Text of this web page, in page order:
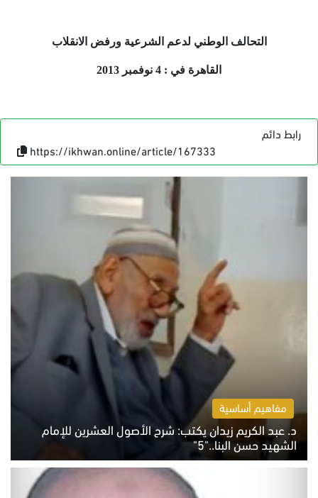
التحالف الوطني لدعم الشرعية ورفض الانقلاب
القاهرة في : 4 نوفمبر 2013
رابط دائم
https://ikhwan.online/article/167333
مفاهيم أساسية
د. عبد الكريم زيدان يكتب: شرح الأصول العشرين للإمام
الشهيد حسن البنا.."5"
السبت 8 أغسطس 2026 10:46 ص